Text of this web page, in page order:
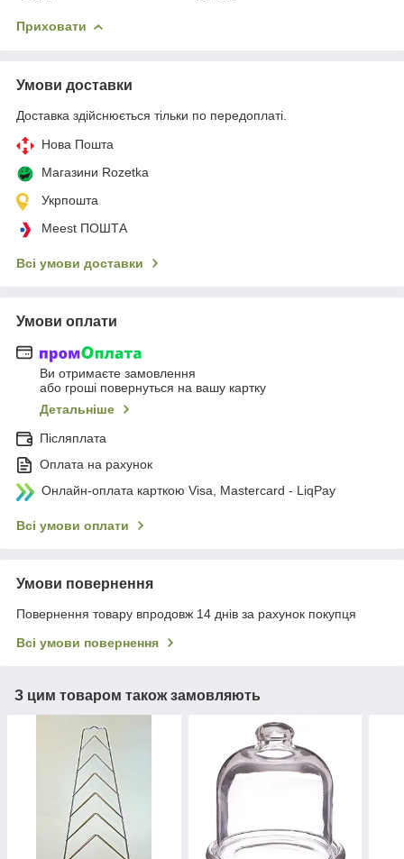
Приховати
Умови доставки
Доставка здійснюється тільки по передоплаті.
Нова Пошта
Магазини Rozetka
Укрпошта
Meest ПОШТА
Всі умови доставки
Умови оплати
Ви отримаєте замовлення
або гроші повернуться на вашу картку
Детальніше
Післяплата
Оплата на рахунок
Онлайн-оплата карткою Visa, Mastercard - LiqPay
Всі умови оплати
Умови повернення
Повернення товару впродовж 14 днів за рахунок покупця
Всі умови повернення
З цим товаром також замовляють